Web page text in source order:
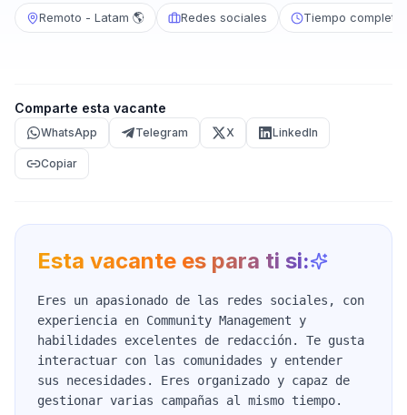
Remoto - Latam 🌎 Redes sociales Tiempo completo
Comparte esta vacante
WhatsApp Telegram X LinkedIn
Copiar
Esta vacante es para ti si:
Eres un apasionado de las redes sociales, con
experiencia en Community Management y
habilidades excelentes de redacción. Te gusta
interactuar con las comunidades y entender
sus necesidades. Eres organizado y capaz de
gestionar varias campañas al mismo tiempo.